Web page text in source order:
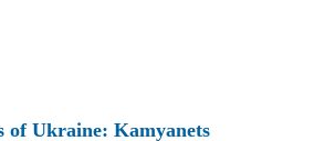
of Ukraine: Kamyanets